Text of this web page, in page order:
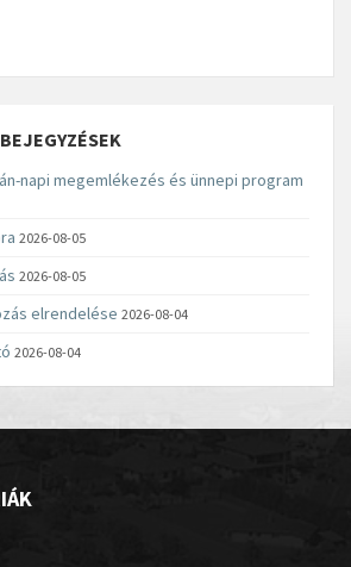
napi megemlékezés és ünnepi program
2026-08-05
2026-08-05
elrendelése 2026-08-04
2026-08-04